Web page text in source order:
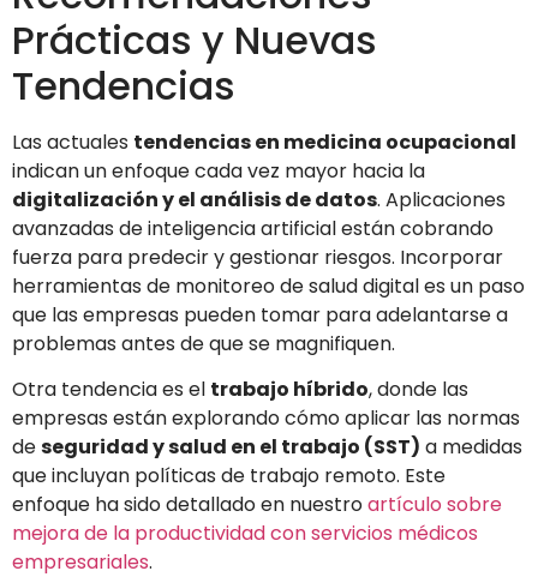
Prácticas y Nuevas
Tendencias
Las actuales tendencias en medicina ocupacional
indican un enfoque cada vez mayor hacia la
digitalización y el análisis de datos. Aplicaciones
avanzadas de inteligencia artificial están cobrando
fuerza para predecir y gestionar riesgos. Incorporar
herramientas de monitoreo de salud digital es un paso
que las empresas pueden tomar para adelantarse a
problemas antes de que se magnifiquen.
Otra tendencia es el trabajo híbrido, donde las
empresas están explorando cómo aplicar las normas
deseguridad y salud en el trabajo (SST) a medidas
que incluyan políticas de trabajo remoto. Este
enfoque ha sido detallado en nuestroartículo sobre
mejora de la productividad con servicios médicos
empresariales.